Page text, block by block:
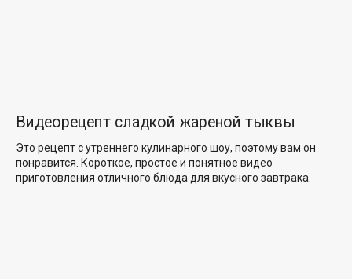
Видеорецепт сладкой жареной тыквы
Это рецепт с утреннего кулинарного шоу, поэтому вам он
понравится. Короткое, простое и понятное видео
приготовления отличного блюда для вкусного завтрака.